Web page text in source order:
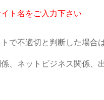
ト名をご入力下さい
で不適切と判断した場合
係、ネットビジネス関係、